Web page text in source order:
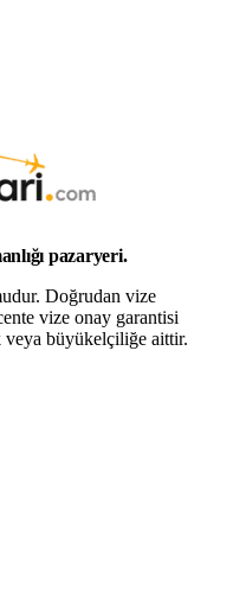
pazaryeri.
Doğrudan vize
vize onay garantisi
büyükelçiliğe aittir.